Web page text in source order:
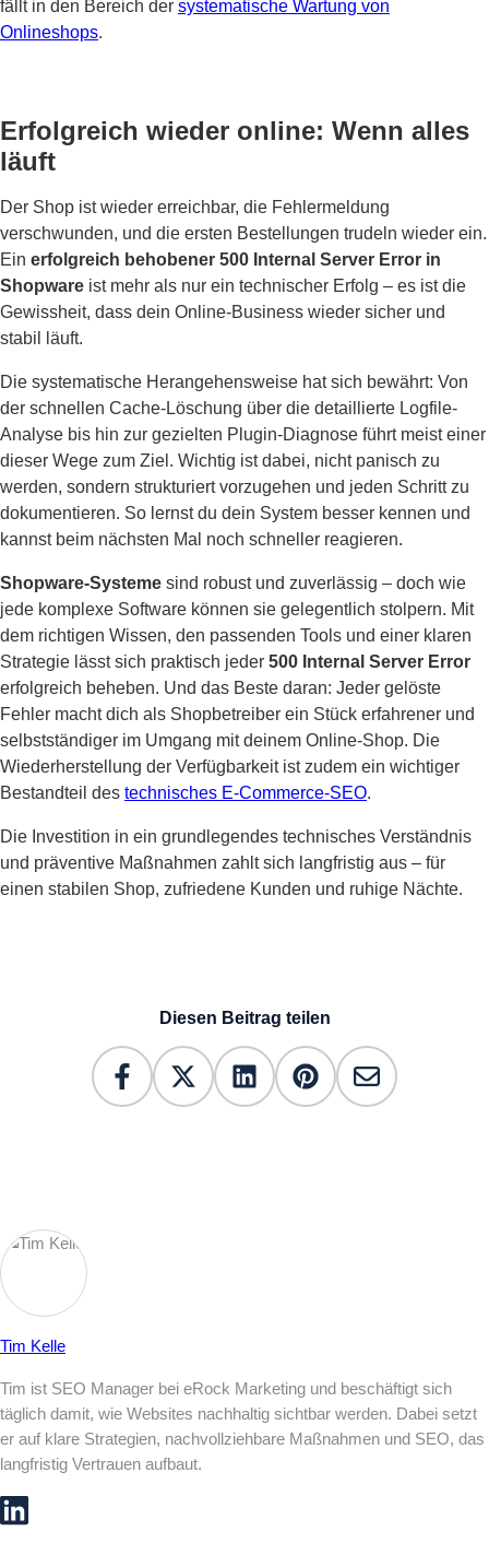
fällt in den Bereich der systematische Wartung von
Onlineshops.
Erfolgreich wieder online: Wenn alles
läuft
Der Shop ist wieder erreichbar, die Fehlermeldung
verschwunden, und die ersten Bestellungen trudeln wieder ein.
Ein erfolgreich behobener 500 Internal Server Error in
Shopware ist mehr als nur ein technischer Erfolg – es ist die
Gewissheit, dass dein Online-Business wieder sicher und
stabil läuft.
Die systematische Herangehensweise hat sich bewährt: Von
der schnellen Cache-Löschung über die detaillierte Logfile-
Analyse bis hin zur gezielten Plugin-Diagnose führt meist einer
dieser Wege zum Ziel. Wichtig ist dabei, nicht panisch zu
werden, sondern strukturiert vorzugehen und jeden Schritt zu
dokumentieren. So lernst du dein System besser kennen und
kannst beim nächsten Mal noch schneller reagieren.
Shopware-Systeme sind robust und zuverlässig – doch wie
jede komplexe Software können sie gelegentlich stolpern. Mit
dem richtigen Wissen, den passenden Tools und einer klaren
Strategie lässt sich praktisch jeder 500 Internal Server Error
erfolgreich beheben. Und das Beste daran: Jeder gelöste
Fehler macht dich als Shopbetreiber ein Stück erfahrener und
selbstständiger im Umgang mit deinem Online-Shop. Die
Wiederherstellung der Verfügbarkeit ist zudem ein wichtiger
Bestandteil des technisches E-Commerce-SEO.
Die Investition in ein grundlegendes technisches Verständnis
und präventive Maßnahmen zahlt sich langfristig aus – für
einen stabilen Shop, zufriedene Kunden und ruhige Nächte.
Diesen Beitrag teilen
Tim Kelle
Tim ist SEO Manager bei eRock Marketing und beschäftigt sich
täglich damit, wie Websites nachhaltig sichtbar werden. Dabei setzt
er auf klare Strategien, nachvollziehbare Maßnahmen und SEO, das
langfristig Vertrauen aufbaut.